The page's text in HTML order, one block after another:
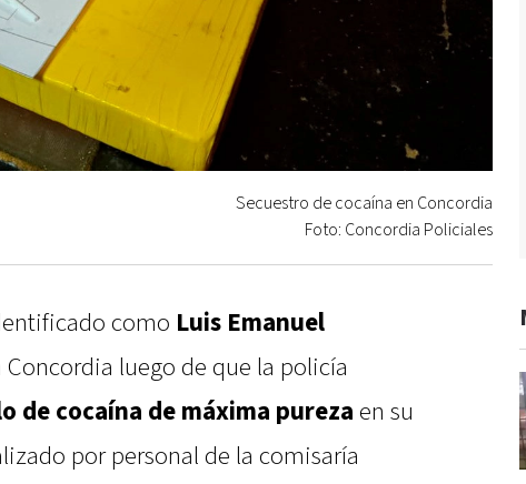
Secuestro de cocaína en Concordia
Foto: Concordia Policiales
como Luis Emanuel
luego de que la policía
de cocaína de máxima pureza en su
por personal de la comisaría